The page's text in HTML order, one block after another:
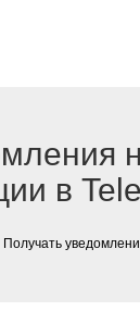
в
Получать